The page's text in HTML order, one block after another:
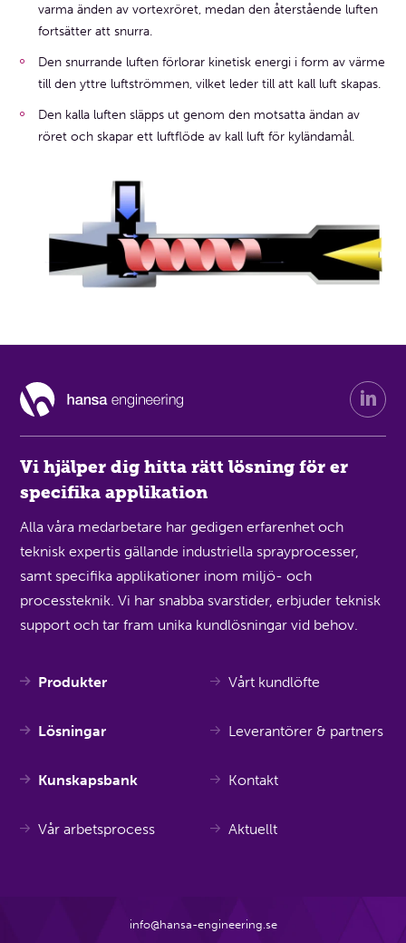
varma änden av vortexröret, medan den återstående luften
fortsätter att snurra.
Den snurrande luften förlorar kinetisk energi i form av värme
till den yttre luftströmmen, vilket leder till att kall luft skapas.
Den kalla luften släpps ut genom den motsatta ändan av
röret och skapar ett luftflöde av kall luft för kyländamål.
Vi hjälper dig hitta rätt lösning för er
specifika applikation
Alla våra medarbetare har gedigen erfarenhet och
teknisk expertis gällande industriella sprayprocesser,
samt specifika applikationer inom miljö- och
processteknik. Vi har snabba svarstider, erbjuder teknisk
support och tar fram unika kundlösningar vid behov.
Produkter
Lösningar
Kunskapsbank
Vår arbetsprocess
Vårt kundlöfte
Leverantörer & partners
Kontakt
Aktuellt
info@hansa-engineering.se